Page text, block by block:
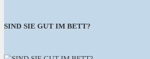
SIND SIE GUT IM BETT?